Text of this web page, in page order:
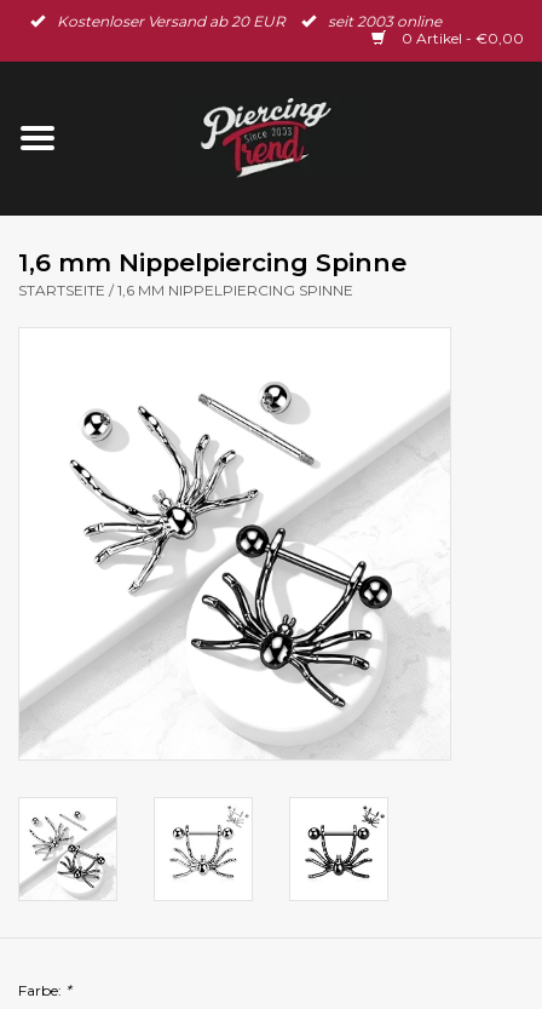
Kostenloser Versand ab 20 EUR
seit 2003 online
0 Artikel - €0,00
Startseite
Ohrschmuck
% Sale %
1,6 mm Nippelpiercing Spinne
STARTSEITE /1,6 MM NIPPELPIERCING SPINNE
Farbe: *